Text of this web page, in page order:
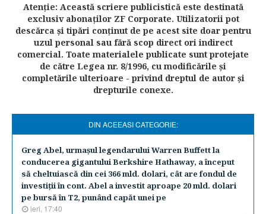
Atenţie: Această scriere publicistică este destinată
exclusiv abonaţilor ZF Corporate. Utilizatorii pot
descărca şi tipări conţinut de pe acest site doar pentru
uzul personal sau fără scop direct ori indirect
comercial. Toate materialele publicate sunt protejate
de către Legea nr. 8/1996, cu modificările şi
completările ulterioare - privind dreptul de autor şi
drepturile conexe.
DIN ACEEASI CATEGORIE:
Greg Abel, urmaşul legendarului Warren Buffett la
conducerea gigantului Berkshire Hathaway, a început
să cheltuiască din cei 366 mld. dolari, cât are fondul de
investiţii în cont. Abel a investit aproape 20 mld. dolari
pe bursă în T2, punând capăt unei pe
ieri, 17:40